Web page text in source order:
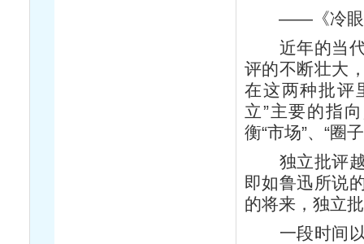
——《冷眼
近年的当代
评的不断壮大
在这两种批评
立”主要的指
衡“市场”、“圈
独立批评越
即如鲁迅所说
的将来，独立
一段时间以